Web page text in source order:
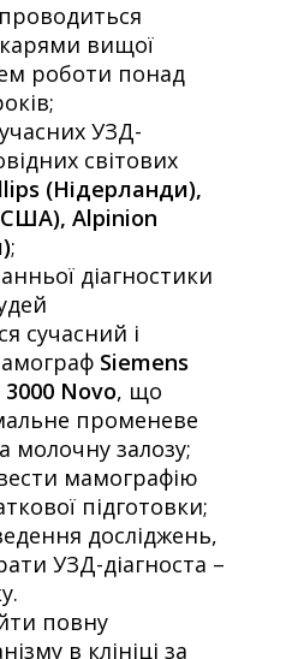
проводиться
вищої
роботи понад
УЗД-
світових
(Нідерланди),
Alpinion
;
діагностики
сучасний і
Siemens
Novo, що
променеве
молочну залозу;
мамографію
підготовки;
досліджень,
УЗД-діагноста –
повну
в клініці за